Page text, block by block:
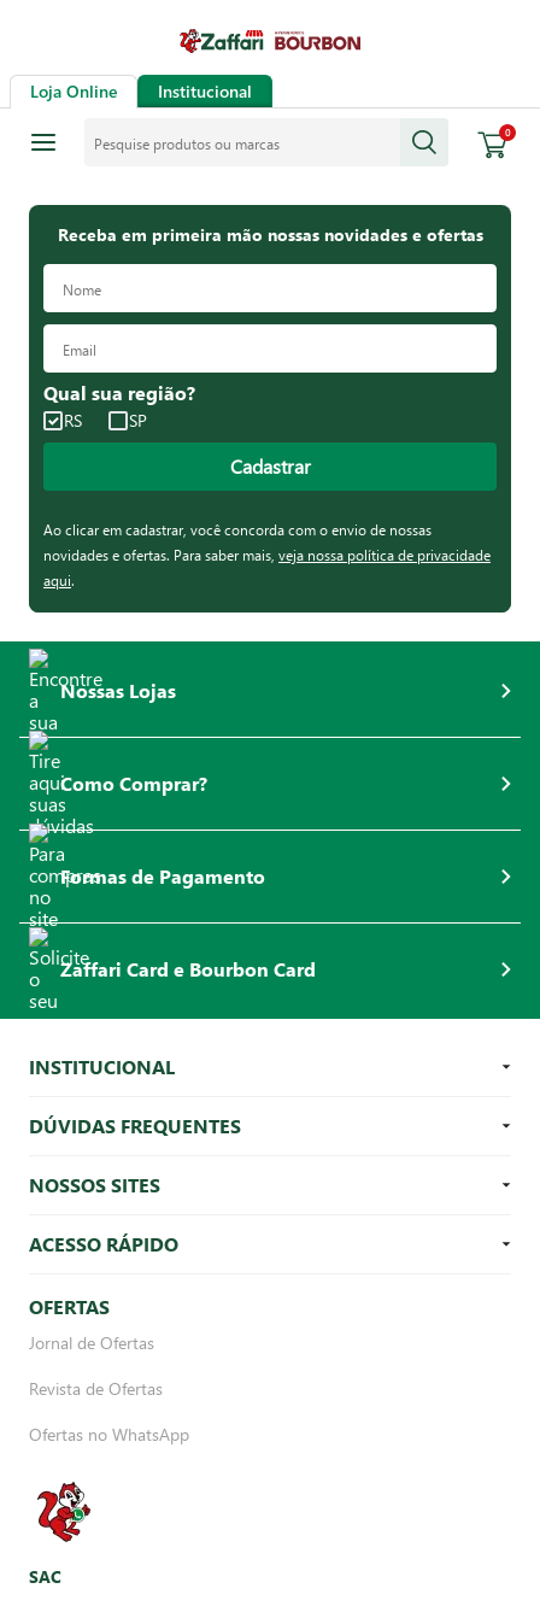
Loja Online Institucional
0
Receba em primeira mão nossas novidades e ofertas
Qual sua região?
RS SP
Cadastrar
Ao clicar em cadastrar, você concorda com o envio de nossas
novidades e ofertas. Para saber mais, veja nossa política de privacidade
aqui.
Nossas Lojas
Como Comprar?
Formas de Pagamento
Zaffari Card e Bourbon Card
INSTITUCIONAL
DÚVIDAS FREQUENTES
NOSSOS SITES
ACESSO RÁPIDO
OFERTAS
Jornal de Ofertas
Revista de Ofertas
Ofertas no WhatsApp
SAC